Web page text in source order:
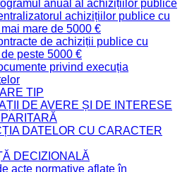
anual al achizițiilor publice
achizițiilor publice cu
mare de 5000 €
de achiziții publice cu
peste 5000 €
privind execuția
TIP
DE AVERE ȘI DE INTERESE
DATELOR CU CARACTER
DECIZIONALĂ
acte normative aflate în